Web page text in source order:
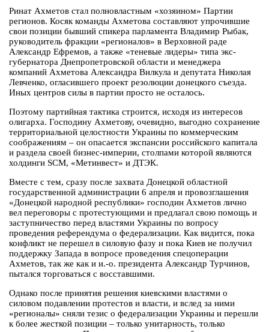
Ринат Ахметов стал полновластным «хозяином» Партии
регионов. Косяк команды Ахметова составляют упрочившие
свои позиции бывший спикера парламента Владимир Рыбак,
руководитель фракции «регионалов» в Верховной раде
Александр Ефремов, а также «теневые лидеры» типа экс-
губернатора Днепропетровской области и менеджера
компаний Ахметова Александра Вилкула и депутата Николая
Левченко, огласившего проект резолюции донецкого съезда.
Иных центров силы в партии просто не осталось.
Поэтому партийная тактика строится, исходя из интересов
олигарха. Господину Ахметову, очевидно, выгодно сохранение
территориальной целостности Украины по коммерческим
соображениям – он опасается экспансии российского капитала
и раздела своей бизнес-империи, столпами которой являются
холдинги SCM, «Метинвест» и ДТЭК.
Вместе с тем, сразу после захвата Донецкой областной
государственной администрации 6 апреля и провозглашения
«Донецкой народной республики» господин Ахметов лично
вел переговоры с протестующими и предлагал свою помощь и
заступничество перед властями Украины по вопросу
проведения референдума о федерализации. Как видится, пока
конфликт не перешел в силовую фазу и пока Киев не получил
поддержку Запада в вопросе проведения спецоперации
Ахметов, так же как и и.-о. президента Александр Турчинов,
пытался торговаться с восставшими.
Однако после принятия решения киевскими властями о
силовом подавлении протестов и власти, и вслед за ними
«регионалы» сняли тезис о федерализации Украины и перешли
к более жесткой позиции – только унитарность, только